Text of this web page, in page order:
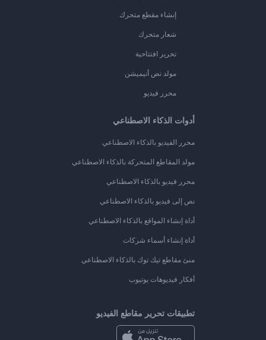
إنشاء مقطع متحرك
شعار متحرك
تحرير افتتاحية
مولد نص أنيميشن
محرر فيديو
أدوات الذكاء الاصطناعي
محرر الفيديو بالذكاء الاصطناعي
مولد المقاطع المتحركة بالذكاء الاصطناعي
محرر فيديو بالذكاء الاصطناعي
نص إلى فيديو بالذكاء الاصطناعي
أداة إنشاء المواقع بالذكاء الاصطناعي
أداة إنشاء أسماء شركات
منئ مقاطع تيك توك بالذكاء الاصطناعي
أفكار فيديوهات يوتيوب
تطبيقات تحرير مقاطع الفيديو